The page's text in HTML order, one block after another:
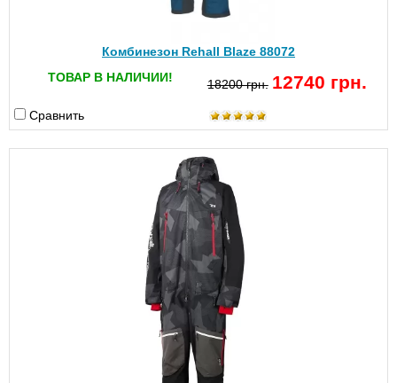
Комбинезон Rehall Blaze 88072
ТОВАР В НАЛИЧИИ!
18200 грн. 12740 грн.
Сравнить